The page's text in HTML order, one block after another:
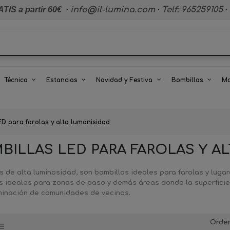
a partir 60€· info@il-lumina.com · Telf: 965259105 ·
Técnica Estancias Navidad y Festiva Bombillas
para farolas y alta lumonisidad
LED PARA FAROLAS Y
de alta luminosidad, son bombillas ideales para farolas y
ideales para zonas de paso y demás áreas donde la
de comunidades de vecinos.